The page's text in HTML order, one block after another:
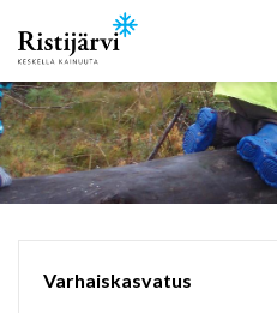
Varhaiskasvatus